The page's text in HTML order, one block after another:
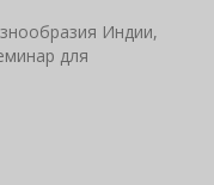
Индии,
для